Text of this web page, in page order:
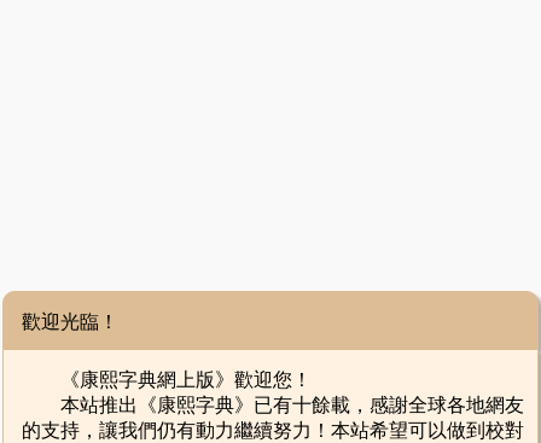
歡迎光臨！
《康熙字典網上版》歡迎您！
本站推出《康熙字典》已有十餘載，感謝全球各地網友
的支持，讓我們仍有動力繼續努力！本站希望可以做到校對